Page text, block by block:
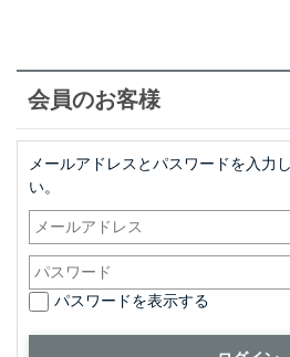
会員のお客様
メールアドレスとパスワードを入力
い。
パスワードを表示する